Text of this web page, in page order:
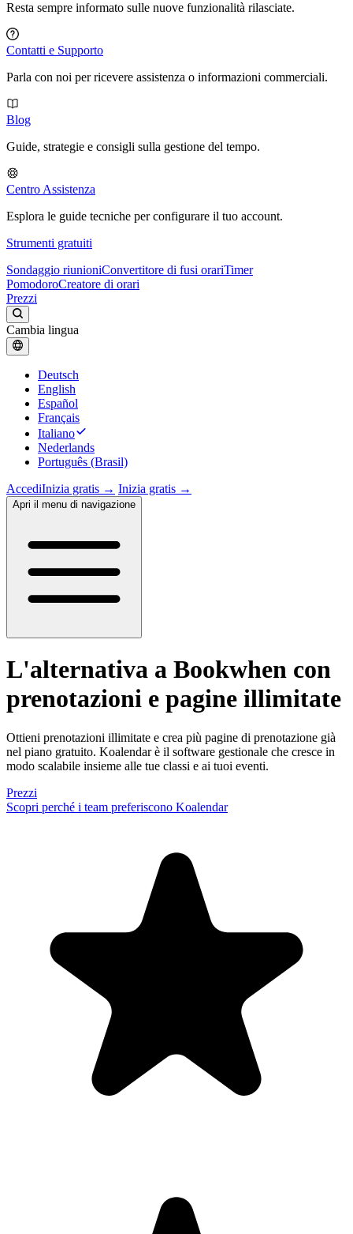
Resta sempre informato sulle nuove funzionalità rilasciate.
Contatti e Supporto
Parla con noi per ricevere assistenza o informazioni commerciali.
Blog
Guide, strategie e consigli sulla gestione del tempo.
Centro Assistenza
Esplora le guide tecniche per configurare il tuo account.
Strumenti gratuiti
Sondaggio riunioniConvertitore di fusi orariTimer
PomodoroCreatore di orari
Prezzi
Cambia lingua
Deutsch
English
Español
Français
Italiano
Nederlands
Português (Brasil)
AccediInizia gratis → Inizia gratis →
Apri il menu di navigazione
L'alternativa a Bookwhen con
prenotazioni e pagine illimitate
Ottieni prenotazioni illimitate e crea più pagine di prenotazione già
nel piano gratuito. Koalendar è il software gestionale che cresce in
modo scalabile insieme alle tue classi e ai tuoi eventi.
Prezzi
Scopri perché i team preferiscono Koalendar